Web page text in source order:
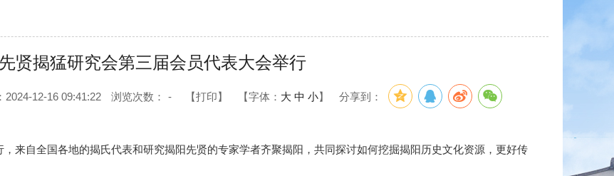
贤揭猛研究会第三届会员代表大会举行
2024-12-16 09:41:22 浏览次数： - 【打印】 【字体： 大 中 小】 分享到：
自全国各地的揭氏代表和研究揭阳先贤的专家学者齐聚揭阳，共同探讨如何挖掘揭阳历史文化资源，更好传